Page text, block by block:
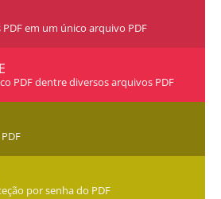
em um único arquivo PDF
PDF dentre diversos arquivos PDF
por senha do PDF